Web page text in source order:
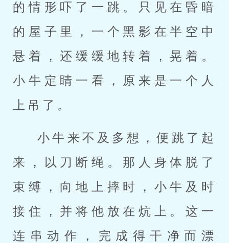
的情形吓了一跳。只见在昏暗
的屋子里，一个黑影在半空中
悬着，还缓缓地转着，晃着。
小牛定睛一看，原来是一个人
上吊了。
小牛来不及多想，便跳了起
来，以刀断绳。那人身体脱了
束缚，向地上摔时，小牛及时
接住，并将他放在炕上。这一
连串动作，完成得干净而漂